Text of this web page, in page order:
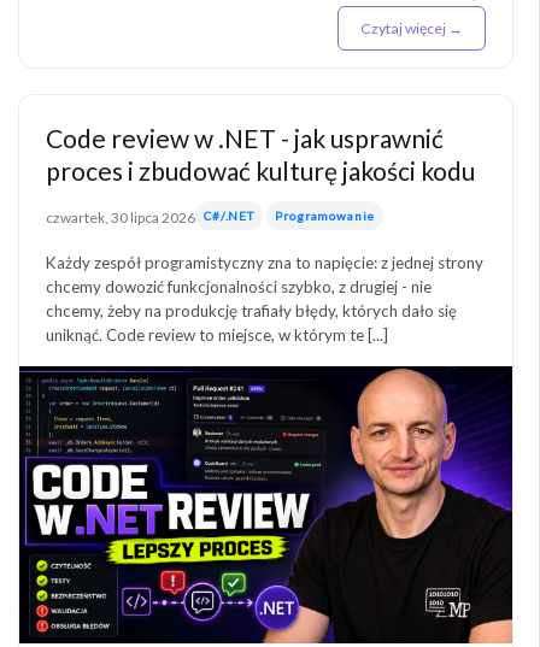
Czytaj więcej →
Code review w .NET - jak usprawnić
proces i zbudować kulturę jakości kodu
czwartek, 30 lipca 2026 C#/.NET Programowanie
Każdy zespół programistyczny zna to napięcie: z jednej strony
chcemy dowozić funkcjonalności szybko, z drugiej - nie
chcemy, żeby na produkcję trafiały błędy, których dało się
uniknąć. Code review to miejsce, w którym te [...]